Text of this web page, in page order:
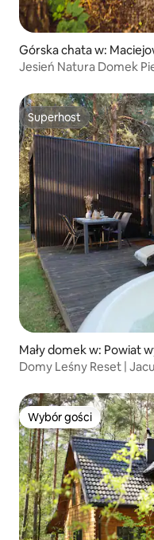
Górska chata w:
Jesień Natura Domek
Superhost
Superhost
Mały domek w: Powiat
Domy Leśny Reset |
Wybór gości
Wybór gości